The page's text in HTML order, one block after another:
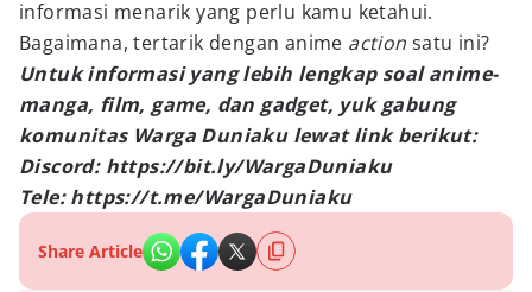
informasi menarik yang perlu kamu ketahui.
Bagaimana, tertarik dengan anime actionsatu ini?
Untuk informasi yang lebih lengkap soal anime-
manga, film, game, dan gadget, yuk gabung
komunitas Warga Duniaku lewat link berikut:
Discord: https://bit.ly/WargaDuniaku
Tele: https://t.me/WargaDuniaku
Share Article